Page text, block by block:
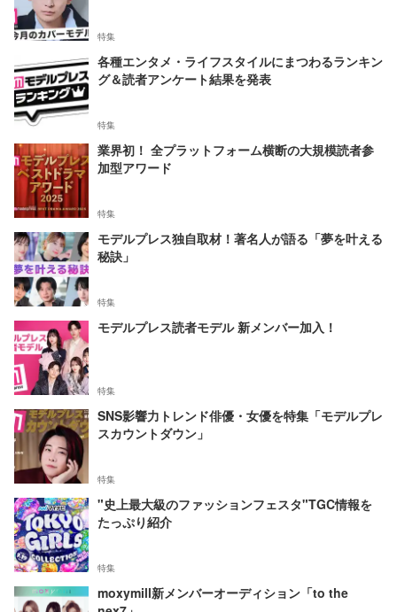
特集
各種エンタメ・ライフスタイルにまつわるランキン
グ＆読者アンケート結果を発表
特集
業界初！ 全プラットフォーム横断の大規模読者参
加型アワード
特集
モデルプレス独自取材！著名人が語る「夢を叶える
秘訣」
特集
モデルプレス読者モデル 新メンバー加入！
特集
SNS影響力トレンド俳優・女優を特集「モデルプレ
スカウントダウン」
特集
"史上最大級のファッションフェスタ"TGC情報を
たっぷり紹介
特集
moxymill新メンバーオーディション「to the